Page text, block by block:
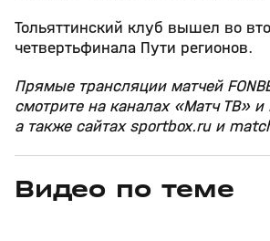
Тольяттинский клуб вышел во
четвертьфинала Пути регионов.
Прямые трансляции матчей
смотрите на каналах «Матч ТВ»
а также сайтах sportbox.ru и
Видео по теме
09 авг, 00:13